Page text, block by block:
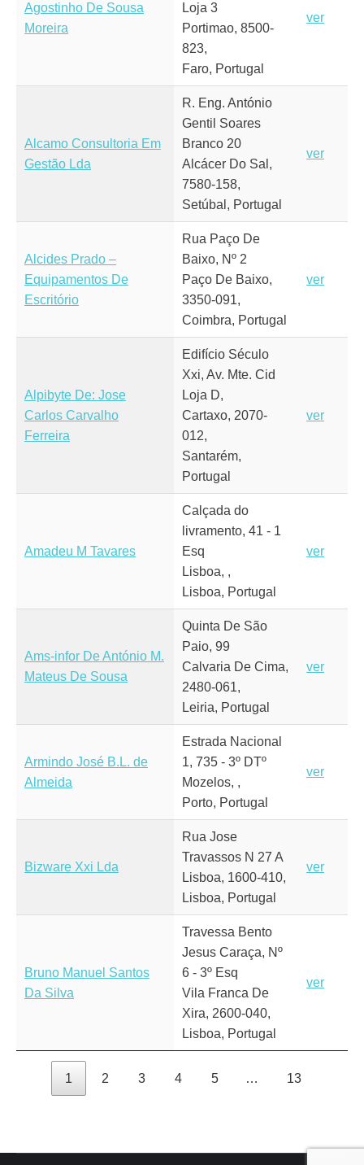
Agostinho De Sousa
Moreira
Loja 3
Portimao, 8500-
823,
Faro, Portugal
ver
Alcamo Consultoria Em
Gestão Lda
R. Eng. António
Gentil Soares
Branco 20
Alcácer Do Sal,
7580-158,
Setúbal, Portugal
ver
Alcides Prado –
Equipamentos De
Escritório
Rua Paço De
Baixo, Nº 2
Paço De Baixo,
3350-091,
Coimbra, Portugal
ver
Alpibyte De: Jose
Carlos Carvalho
Ferreira
Edifício Século
Xxi, Av. Mte. Cid
Loja D,
Cartaxo, 2070-
012,
Santarém,
Portugal
ver
Amadeu M Tavares
Calçada do
livramento, 41 - 1
Esq
Lisboa, ,
Lisboa, Portugal
ver
Ams-infor De António M.
Mateus De Sousa
Quinta De São
Paio, 99
Calvaria De Cima,
2480-061,
Leiria, Portugal
ver
Armindo José B.L. de
Almeida
Estrada Nacional
1, 735 - 3º DTº
Mozelos, ,
Porto, Portugal
ver
Bizware Xxi Lda
Rua Jose
Travassos N 27 A
Lisboa, 1600-410,
Lisboa, Portugal
ver
Bruno Manuel Santos
Da Silva
Travessa Bento
Jesus Caraça, Nº
6 - 3º Esq
Vila Franca De
Xira, 2600-040,
Lisboa, Portugal
ver
1 2 3 4 5 … 13